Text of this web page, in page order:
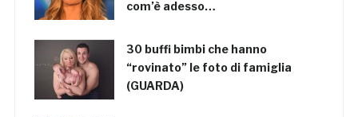
com’è adesso…
30 buffi bimbi che hanno
“rovinato” le foto di famiglia
(GUARDA)